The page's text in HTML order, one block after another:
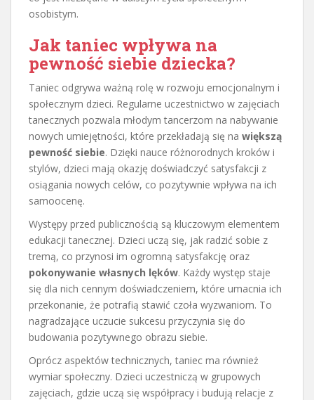
osobistym.
Jak taniec wpływa na
pewność siebie dziecka?
Taniec odgrywa ważną rolę w rozwoju emocjonalnym i
społecznym dzieci. Regularne uczestnictwo w zajęciach
tanecznych pozwala młodym tancerzom na nabywanie
nowych umiejętności, które przekładają się na większą
pewność siebie. Dzięki nauce różnorodnych kroków i
stylów, dzieci mają okazję doświadczyć satysfakcji z
osiągania nowych celów, co pozytywnie wpływa na ich
samoocenę.
Występy przed publicznością są kluczowym elementem
edukacji tanecznej. Dzieci uczą się, jak radzić sobie z
tremą, co przynosi im ogromną satysfakcję oraz
pokonywanie własnych lęków. Każdy występ staje
się dla nich cennym doświadczeniem, które umacnia ich
przekonanie, że potrafią stawić czoła wyzwaniom. To
nagradzające uczucie sukcesu przyczynia się do
budowania pozytywnego obrazu siebie.
Oprócz aspektów technicznych, taniec ma również
wymiar społeczny. Dzieci uczestniczą w grupowych
zajęciach, gdzie uczą się współpracy i budują relacje z